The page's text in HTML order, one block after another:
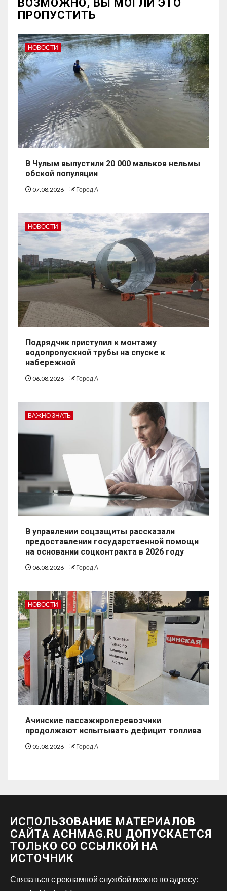
ВОЗМОЖНО, ВЫ МОГЛИ ЭТО
ПРОПУСТИТЬ
НОВОСТИ
В Чулым выпустили 20 000 мальков нельмы
обской популяции
07.08.2026 Город А
НОВОСТИ
Подрядчик приступил к монтажу
водопропускной трубы на спуске к
набережной
06.08.2026 Город А
ВАЖНО ЗНАТЬ
В управлении соцзащиты рассказали
предоставлении государственной помощи
на основании соцконтракта в 2026 году
06.08.2026 Город А
НОВОСТИ
Ачинские пассажироперевозчики
продолжают испытывать дефицит топлива
05.08.2026 Город А
ИСПОЛЬЗОВАНИЕ МАТЕРИАЛОВ
САЙТА ACHMAG.RU ДОПУСКАЕТСЯ
ТОЛЬКО СО ССЫЛКОЙ НА
ИСТОЧНИК
Связаться с рекламной службой можно по адресу: